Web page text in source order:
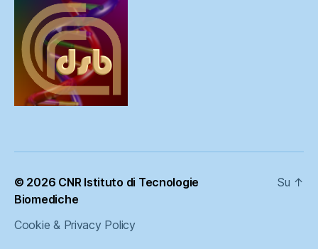
© 2026 CNR Istituto di Tecnologie
Biomediche
Cookie & Privacy Policy
Su ↑